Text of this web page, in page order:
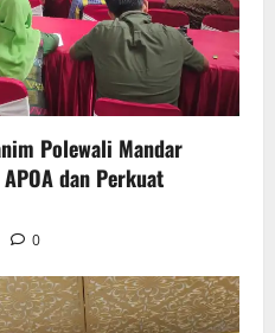
Polewali Mandar
dan Perkuat
0